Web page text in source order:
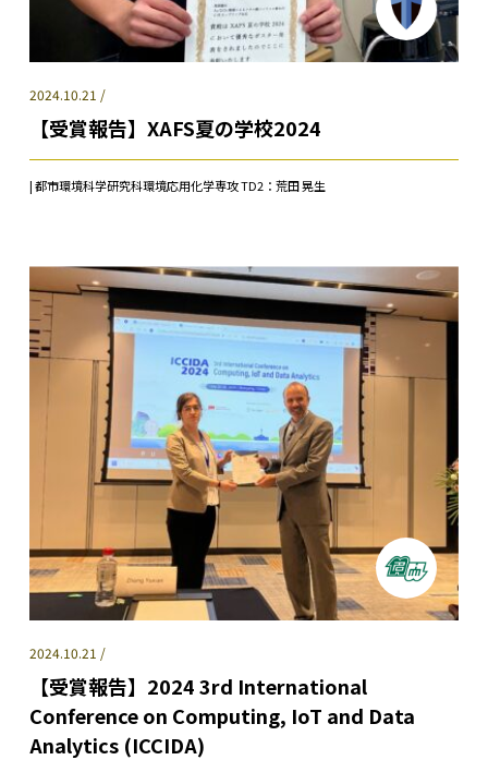
2024.10.21 /
【受賞報告】XAFS夏の学校2024
| 都市環境科学研究科環境応用化学専攻 TD2：荒田 晃生
2024.10.21 /
【受賞報告】2024 3rd International
Conference on Computing, IoT and Data
Analytics (ICCIDA)